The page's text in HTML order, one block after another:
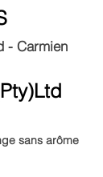
- Carmien
sans arôme